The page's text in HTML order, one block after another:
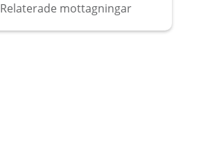
Relaterade mottagningar